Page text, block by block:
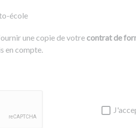
école
une copie de votrecontrat de
en compte.